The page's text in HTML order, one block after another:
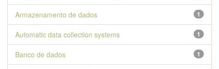
1
Armazenamento de dados
1
Automatic data collection systems
1
Banco de dados